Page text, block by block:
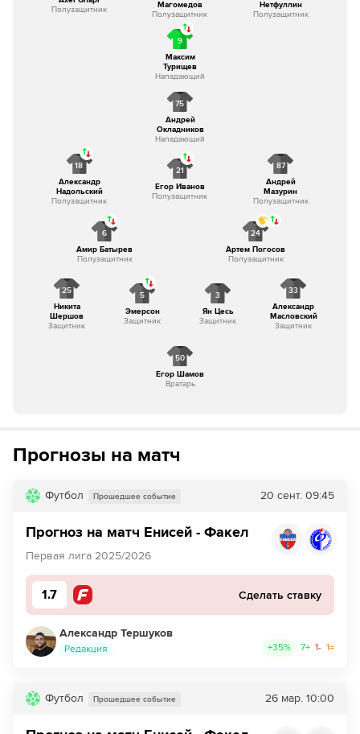
Полузащитник
Магомедов
Полузащитник
Нетфуллин
Полузащитник
9
Максим
Турищев
Нападающий
50
Егор Шамов
Вратарь
25
Никита
Шершов
Защитник
5
Эмерсон
Защитник
3
Ян Цесь
Защитник
33
Александр
Масловский
Защитник
6
Амир Батырев
Полузащитник
24
Артем Погосов
Полузащитник
18
Александр
Надольский
Полузащитник
21
Егор Иванов
Полузащитник
87
Андрей
Мазурин
Полузащитник
75
Андрей
Окладников
Нападающий
Прогнозы на матч
Футбол Прошедшее событие 20 сент. 09:45
Прогноз на матч Енисей - Факел
Первая лига 2025/2026
1.7 Сделать ставку
Александр Тершуков
Редакция +35% 7+ 1- 1=
Футбол Прошедшее событие 26 мар. 10:00